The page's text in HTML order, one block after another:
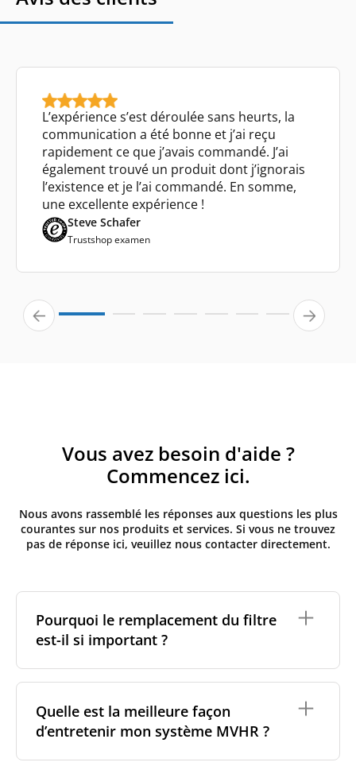
L’expérience s’est déroulée sans heurts, la
communication a été bonne et j’ai reçu
rapidement ce que j’avais commandé. J’ai
également trouvé un produit dont j’ignorais
l’existence et je l’ai commandé. En somme,
une excellente expérience !
Steve Schafer
Trustshop examen
Vous avez besoin d'aide ?
Commencez ici.
Nous avons rassemblé les réponses aux questions les plus
courantes sur nos produits et services. Si vous ne trouvez
pas de réponse ici, veuillez nous contacter directement.
Pourquoi le remplacement du filtre
est-il si important ?
votre santé et pour la performance de votre système
de ventilation. Au fil du temps, la poussière, les
bactéries et les champignons peuvent s'accumuler
Quelle est la meilleure façon
d’entretenir mon système MVHR ?